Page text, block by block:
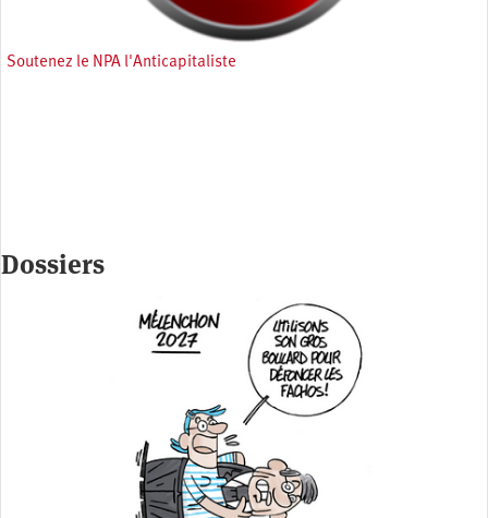
Soutenez le NPA l'Anticapitaliste
Dossiers